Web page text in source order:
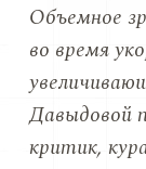
Объемное
во время
Давыдовой
критик,